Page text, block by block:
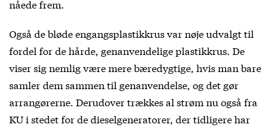
nåede frem.
Også de bløde engangsplastikkrus var nøje udvalgt til
fordel for de hårde, genanvendelige plastikkrus. De
viser sig nemlig være mere bæredygtige, hvis man bare
samler dem sammen til genanvendelse, og det gør
arrangørerne. Derudover trækkes al strøm nu også fra
KU i stedet for de dieselgeneratorer, der tidligere har